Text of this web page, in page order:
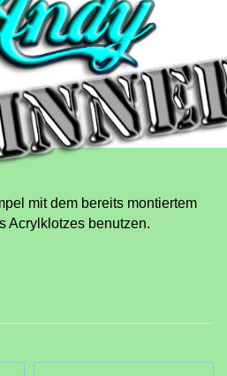
mit dem bereits montiertem
Acrylklotzes benutzen.